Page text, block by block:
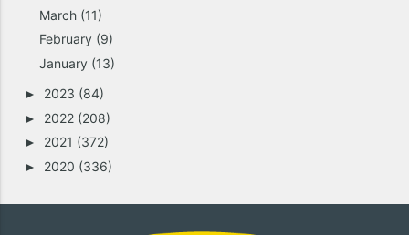
March (11)
February (9)
January (13)
► 2023 (84)
► 2022 (208)
► 2021 (372)
► 2020 (336)